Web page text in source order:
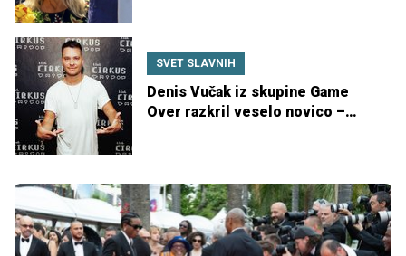
SVET SLAVNIH
Denis Vučak iz skupine Game
Over razkril veselo novico –